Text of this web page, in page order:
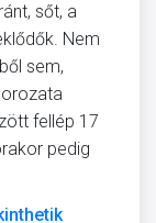
sőt, a
Nem
sem,
fellép 17
pedig